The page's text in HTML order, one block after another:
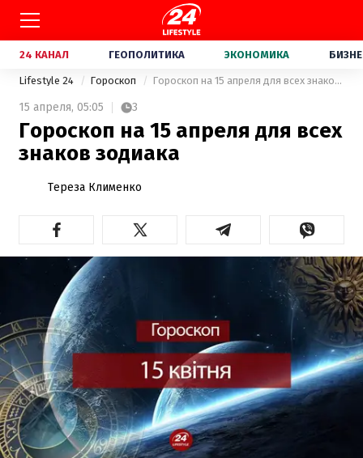
24 КАНАЛ ГЕОПОЛИТИКА ЭКОНОМИКА
Lifestyle 24 Гороскоп Гороскоп на 15 апреля для всех знаков зодиака
15 апреля, 05:05 3
Гороскоп на 15 апреля для всех
знаков зодиака
Тереза Клименко